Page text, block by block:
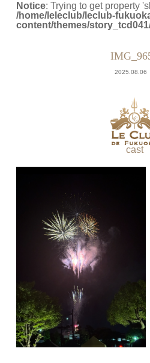
Notice: Trying to get property
/home/leleclub/leclub-
content/themes/
2025.08.06
cast